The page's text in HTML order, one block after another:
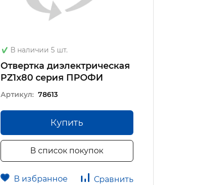
В наличии 5 шт.
Отвертка диэлектрическая
PZ1x80 серия ПРОФИ
Артикул: 78613
Купить
В список покупок
В избранное Сравнить